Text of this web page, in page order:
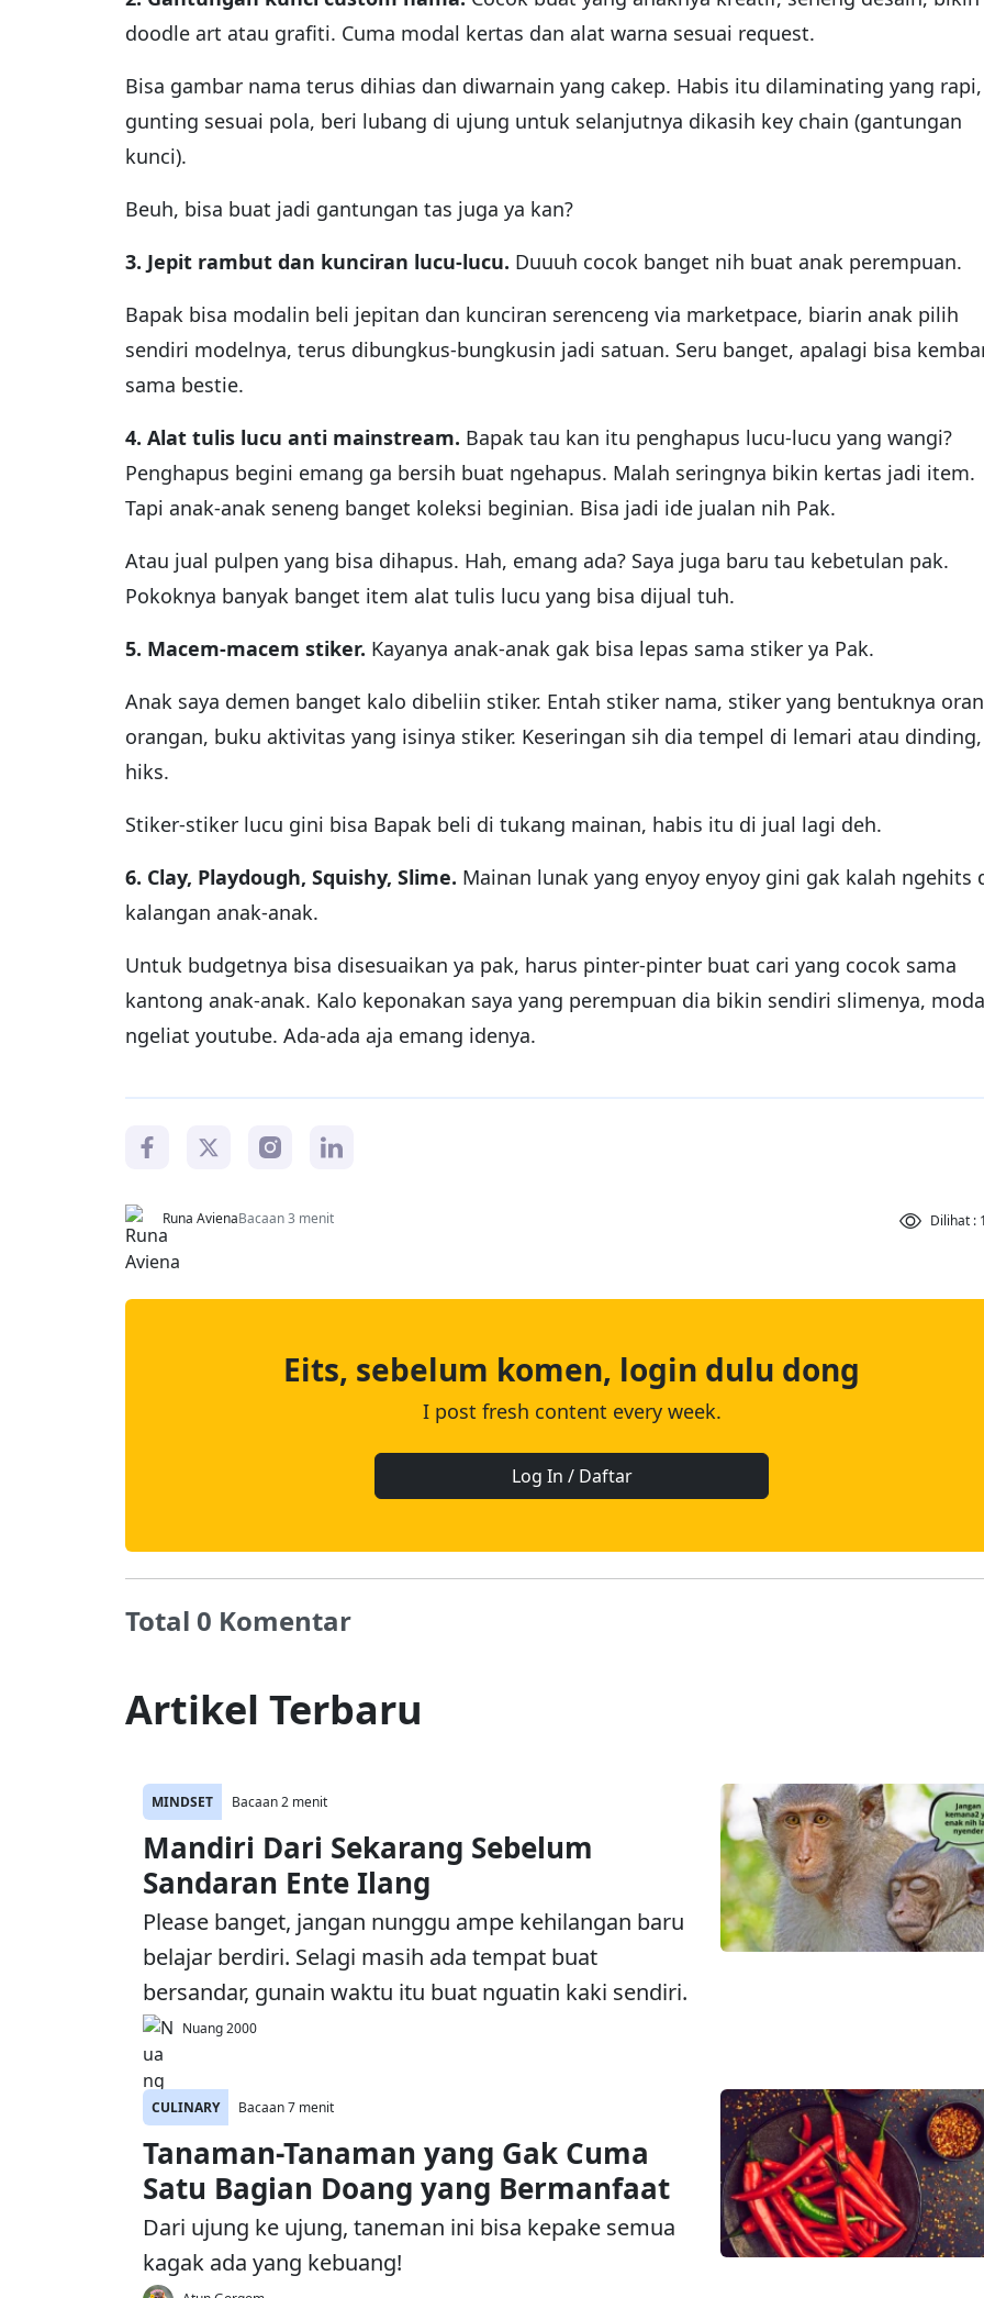
doodle art atau grafiti. Cuma modal kertas dan alat warna sesuai request.
Bisa gambar nama terus dihias dan diwarnain yang cakep. Habis itu dilaminating yang rapi,
gunting sesuai pola, beri lubang di ujung untuk selanjutnya dikasih key chain (gantungan
kunci).
Beuh, bisa buat jadi gantungan tas juga ya kan?
3. Jepit rambut dan kunciran lucu-lucu. Duuuh cocok banget nih buat anak perempuan.
Bapak bisa modalin beli jepitan dan kunciran serenceng via marketpace, biarin anak pilih
sendiri modelnya, terus dibungkus-bungkusin jadi satuan. Seru banget, apalagi bisa
sama bestie.
4. Alat tulis lucu anti mainstream. Bapak tau kan itu penghapus lucu-lucu yang wangi?
Penghapus begini emang ga bersih buat ngehapus. Malah seringnya bikin kertas jadi item.
Tapi anak-anak seneng banget koleksi beginian. Bisa jadi ide jualan nih Pak.
Atau jual pulpen yang bisa dihapus. Hah, emang ada? Saya juga baru tau kebetulan pak.
Pokoknya banyak banget item alat tulis lucu yang bisa dijual tuh.
5. Macem-macem stiker. Kayanya anak-anak gak bisa lepas sama stiker ya Pak.
Anak saya demen banget kalo dibeliin stiker. Entah stiker nama, stiker yang bentuknya
orangan, buku aktivitas yang isinya stiker. Keseringan sih dia tempel di lemari atau dinding,
hiks.
Stiker-stiker lucu gini bisa Bapak beli di tukang mainan, habis itu di jual lagi deh.
6. Clay, Playdough, Squishy, Slime. Mainan lunak yang enyoy enyoy gini gak kalah ngehits
kalangan anak-anak.
Untuk budgetnya bisa disesuaikan ya pak, harus pinter-pinter buat cari yang cocok sama
kantong anak-anak. Kalo keponakan saya yang perempuan dia bikin sendiri slimenya,
ngeliat youtube. Ada-ada aja emang idenya.
Runa AvienaBacaan 3 menit Dilihat :
Eits, sebelum komen, login dulu dong
I post fresh content every week.
Log In / Daftar
Total 0 Komentar
Artikel Terbaru
MINDSET Bacaan 2 menit
Mandiri Dari Sekarang Sebelum
Sandaran Ente Ilang
Please banget, jangan nunggu ampe kehilangan baru
belajar berdiri. Selagi masih ada tempat buat
bersandar, gunain waktu itu buat nguatin kaki sendiri.
Nuang 2000
CULINARY Bacaan 7 menit
Tanaman-Tanaman yang Gak Cuma
Satu Bagian Doang yang Bermanfaat
Dari ujung ke ujung, taneman ini bisa kepake semua
kagak ada yang kebuang!